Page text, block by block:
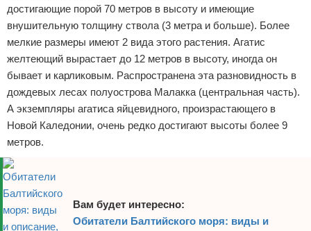
достигающие порой 70 метров в высоту и имеющие
внушительную толщину ствола (3 метра и больше). Более
мелкие размеры имеют 2 вида этого растения. Агатис
желтеющий вырастает до 12 метров в высоту, иногда он
бывает и карликовым. Распространена эта разновидность в
дождевых лесах полуострова Малакка (центральная часть).
А экземпляры агатиса яйцевидного, произрастающего в
Новой Каледонии, очень редко достигают высоты более 9
метров.
Вам будет интересно:
Обитатели Балтийского моря: виды и